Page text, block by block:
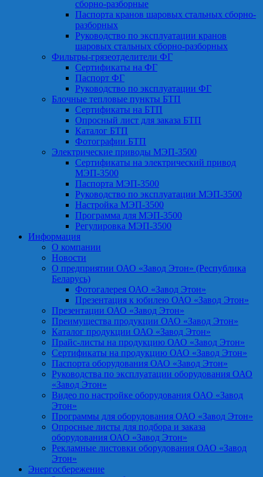
сборно-разборные
Паспорта кранов шаровых стальных сборно-
разборных
Руководство по эксплуатации кранов
шаровых стальных сборно-разборных
Фильтры-грязеотделители ФГ
Сертификаты на ФГ
Паспорт ФГ
Руководство по эксплуатации ФГ
Блочные тепловые пункты БТП
Сертификаты на БТП
Опросный лист для заказа БТП
Каталог БТП
Фотографии БТП
Электрические приводы МЭП-3500
Сертификаты на электрический привод
МЭП-3500
Паспорта МЭП-3500
Руководство по эксплуатации МЭП-3500
Настройка МЭП-3500
Программа для МЭП-3500
Регулировка МЭП-3500
Информация
О компании
Новости
О предприятии ОАО «Завод Этон» (Республика
Беларусь)
Фотогалерея ОАО «Завод Этон»
Презентация к юбилею ОАО «Завод Этон»
Презентации ОАО «Завод Этон»
Преимущества продукции ОАО «Завод Этон»
Каталог продукции ОАО «Завод Этон»
Прайс-листы на продукцию ОАО «Завод Этон»
Сертификаты на продукцию ОАО «Завод Этон»
Паспорта оборудования ОАО «Завод Этон»
Руководства по эксплуатации оборудования ОАО
«Завод Этон»
Видео по настройке оборудования ОАО «Завод
Этон»
Программы для оборудования ОАО «Завод Этон»
Опросные листы для подбора и заказа
оборудования ОАО «Завод Этон»
Рекламные листовки оборудования ОАО «Завод
Этон»
Энергосбережение